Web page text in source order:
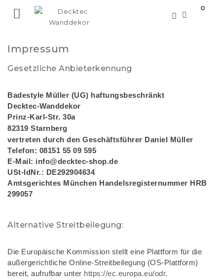
 0
Impressum
Gesetzliche Anbieterkennung
Badestyle Müller (UG) haftungsbeschränkt
Decktec-Wanddekor
Prinz-Karl-Str. 30a
82319 Starnberg
vertreten durch den Geschäftsführer Daniel Müller
Telefon: 08151 55 09 595
E-Mail: info@decktec-shop.de
USt-IdNr.: DE292904634
Amtsgerichtes München Handelsregisternummer HRB
299057
Alternative Streitbeilegung:
Die Europäische Kommission stellt eine Plattform für die
außergerichtliche Online-Streitbeilegung (OS-Plattform)
bereit, aufrufbar unter https://ec.europa.eu/odr.